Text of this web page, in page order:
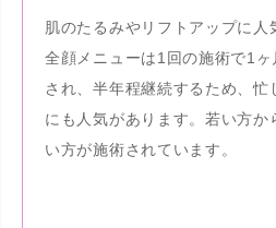
肌のたるみやリフトアップに人
全顔メニューは1回の施術で1
され、半年程継続するため、
にも人気があります。若い方か
い方が施術されています。